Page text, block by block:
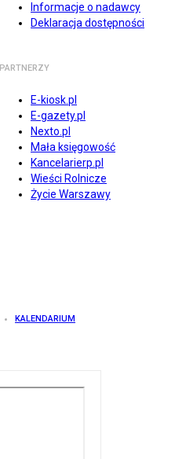
Informacje o nadawcy
Deklaracja dostępności
PARTNERZY
E-kiosk.pl
E-gazety.pl
Nexto.pl
Mała księgowość
Kancelarierp.pl
Wieści Rolnicze
Życie Warszawy
KALENDARIUM